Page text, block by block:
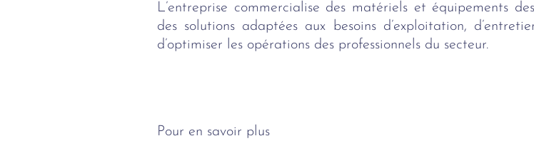
L’entreprise commercialise des matériels et équipements
des solutions adaptées aux besoins d’exploitation,
d’optimiser les opérations des professionnels du secteur.
Pour en savoir plus